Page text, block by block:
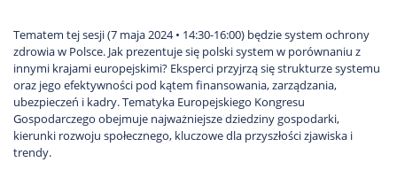
Tematem tej sesji (7 maja 2024 • 14:30-16:00) będzie system ochrony
zdrowia w Polsce. Jak prezentuje się polski system w porównaniu z
innymi krajami europejskimi? Eksperci przyjrzą się strukturze systemu
oraz jego efektywności pod kątem finansowania, zarządzania,
ubezpieczeń i kadry. Tematyka Europejskiego Kongresu
Gospodarczego obejmuje najważniejsze dziedziny gospodarki,
kierunki rozwoju społecznego, kluczowe dla przyszłości zjawiska i
trendy.